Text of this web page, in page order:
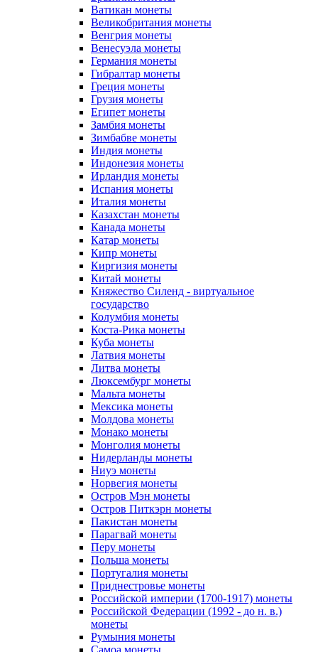
Ватикан монеты
Великобритания монеты
Венгрия монеты
Венесуэла монеты
Германия монеты
Гибралтар монеты
Греция монеты
Грузия монеты
Египет монеты
Замбия монеты
Зимбабве монеты
Индия монеты
Индонезия монеты
Ирландия монеты
Испания монеты
Италия монеты
Казахстан монеты
Канада монеты
Катар монеты
Кипр монеты
Киргизия монеты
Китай монеты
Княжество Силенд - виртуальное
государство
Колумбия монеты
Коста-Рика монеты
Куба монеты
Латвия монеты
Литва монеты
Люксембург монеты
Мальта монеты
Мексика монеты
Молдова монеты
Монако монеты
Монголия монеты
Нидерланды монеты
Ниуэ монеты
Норвегия монеты
Остров Мэн монеты
Остров Питкэрн монеты
Пакистан монеты
Парагвай монеты
Перу монеты
Польша монеты
Португалия монеты
Приднестровье монеты
Российской империи (1700-1917) монеты
Российской Федерации (1992 - до н. в.)
монеты
Румыния монеты
Самоа монеты